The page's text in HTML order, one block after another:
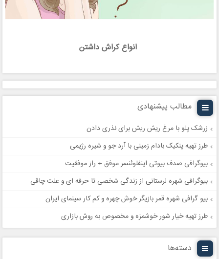
انواع کراش داشتن
مطالب پیشنهادی
زرشک پلو با مرغ ریش ریش برای نذری دادن
طرز تهیه پنکیک بادام زمینی با آرد جو و شیره رژیمی
بیوگرافی صدف بیوتی اینفلوئنسر موفق + راز موفقیت
بیوگرافی شهره لرستانی از زندگی شخصی تا حرفه ای و علت چاقی
بیو گرافی شهره قمر بازیگر خوش چهره و کم کار سینمای ایران
طرز تهیه خیار شور خوشمزه و مخصوص به روش بازاری
دسته‌ها